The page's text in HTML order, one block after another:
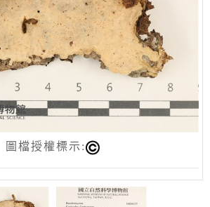
圖檔授權標示: